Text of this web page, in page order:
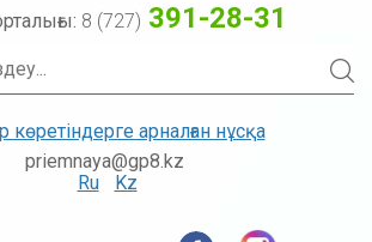
8 (727) 391-28-31
көретіндерге арналған нұсқа
priemnaya@gp8.kz
Ru
Kz